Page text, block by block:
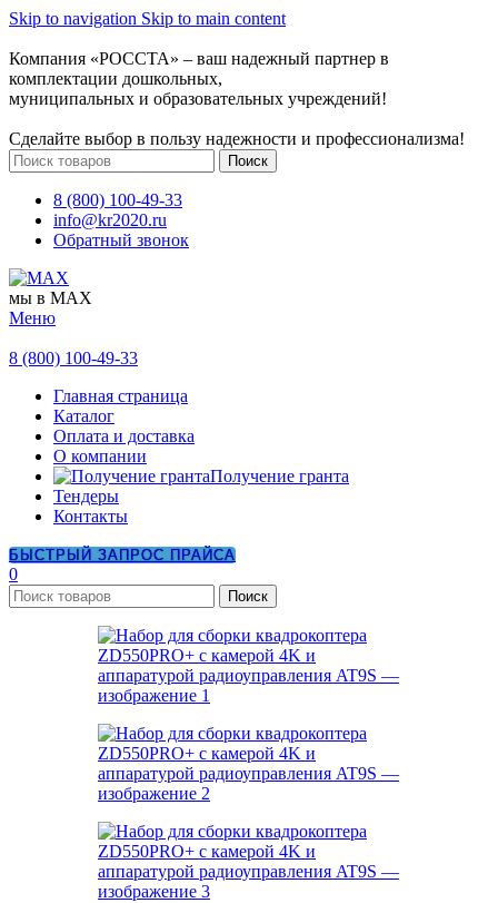
Skip to navigation Skip to main content
Компания «РОССТА» – ваш надежный партнер в
комплектации дошкольных,
муниципальных и образовательных учреждений!
Сделайте выбор в пользу надежности и профессионализма!
Поиск
8 (800) 100-49-33
info@kr2020.ru
Обратный звонок
мы в MAX
Меню
8 (800) 100-49-33
Главная страница
Каталог
Оплата и доставка
О компании
Получение гранта
Тендеры
Контакты
БЫСТРЫЙ ЗАПРОС ПРАЙСА
0
Поиск